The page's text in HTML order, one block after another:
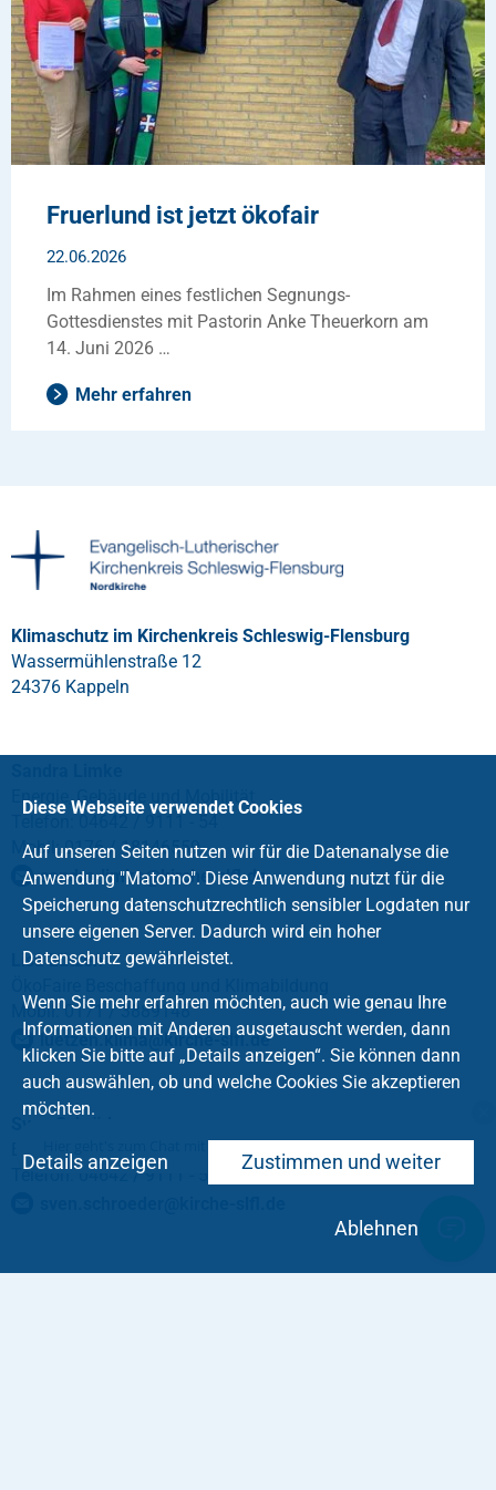
Fruerlund ist jetzt ökofair
22.06.2026
Im Rahmen eines festlichen Segnungs-
Gottesdienstes mit Pastorin Anke Theuerkorn am
14. Juni 2026 …
Mehr erfahren
Klimaschutz im Kirchenkreis Schleswig-Flensburg
Wassermühlenstraße 12
24376 Kappeln
Energie, Gebäude und Mobilität
Mobil: 0176 / 18146559
sandra.limke@kirche-slfl.de
Lisa Lützen
Mobil: 0171 / 3889148
luetzen.klima@kirche-slfl.de
Energiecontrolling
Telefon: 04642 / 9111 - 56
Diese Webseite verwendet Cookies
Auf unseren Seiten nutzen wir für die Datenanalyse die
Anwendung "Matomo". Diese Anwendung nutzt für die
Speicherung datenschutzrechtlich sensibler Logdaten nur
unsere eigenen Server. Dadurch wird ein hoher
Datenschutz gewährleistet.
Wenn Sie mehr erfahren möchten, auch wie genau Ihre
Informationen mit Anderen ausgetauscht werden, dann
klicken Sie bitte auf „Details anzeigen“. Sie können dann
auch auswählen, ob und welche Cookies Sie akzeptieren
möchten.
Zustimmen und weiter
Details anzeigen
Ablehnen
Hier geht's zum Chat mit dem Team des Kirchenkreises